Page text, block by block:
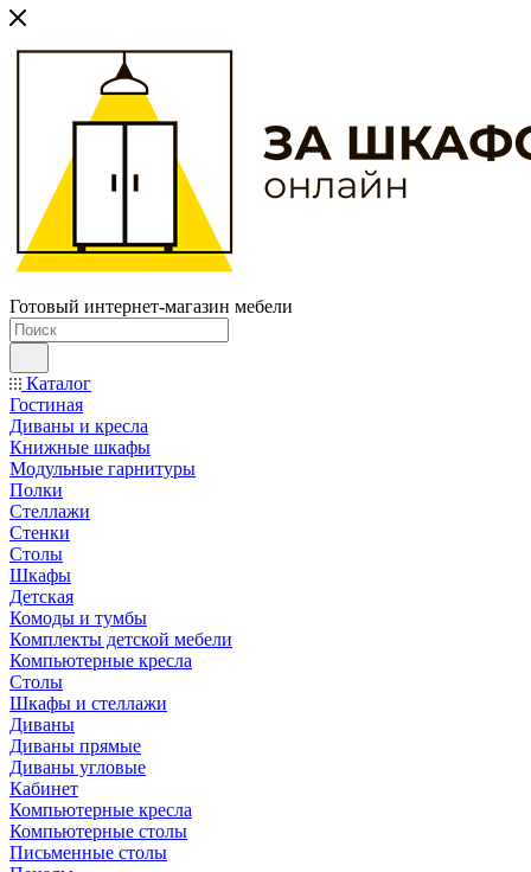
Готовый интернет-магазин мебели
Каталог
Гостиная
Диваны и кресла
Книжные шкафы
Модульные гарнитуры
Полки
Стеллажи
Стенки
Столы
Шкафы
Детская
Комоды и тумбы
Комплекты детской мебели
Компьютерные кресла
Столы
Шкафы и стеллажи
Диваны
Диваны прямые
Диваны угловые
Кабинет
Компьютерные кресла
Компьютерные столы
Письменные столы